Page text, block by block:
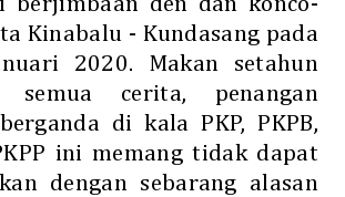
Kinabalu - Kundasang pada
2020. Makan setahun
cerita, penangan
di kala PKP, PKPB,
ini memang tidak dapat
dengan sebarang alasan